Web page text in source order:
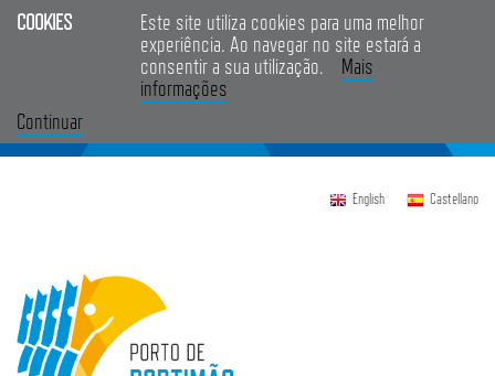
COOKIES
Este site utiliza cookies para uma melhor
experiência. Ao navegar no site estará a
consentir a sua utilização. Mais
informações
Continuar
English Castellano